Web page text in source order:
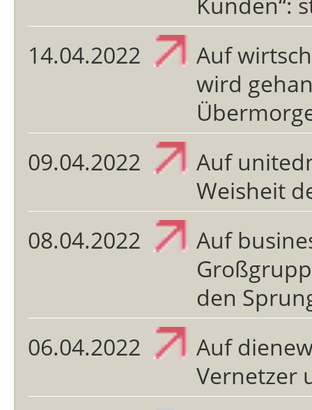
14.04.2022
Auf
wird
09.04.2022
Auf
Weisheit
08.04.2022
Auf
den
06.04.2022
Auf
Vernetzer